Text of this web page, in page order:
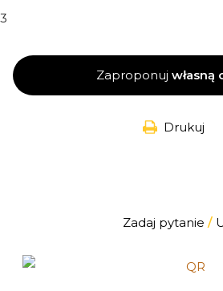
3
Zaproponuj własną
Drukuj
Zadaj pytanie /